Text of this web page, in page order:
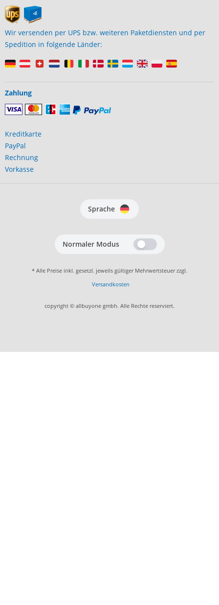
Wir versenden per UPS bzw. weiteren Paketdiensten und per
Spedition in folgende Länder:
Zahlung
Kreditkarte
PayPal
Rechnung
Vorkasse
Sprache
Normaler Modus
* Alle Preise inkl. gesetzl. jeweils gültiger Mehrwertsteuer zzgl.
Versandkosten
copyright © allbuyone gmbh. Alle Rechte reserviert.